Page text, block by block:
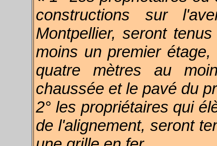
constructions sur
Montpellier, seront
moins un premier
quatre mètres au
chaussée et le pavé du
2° les propriétaires qui
de l'alignement, seront